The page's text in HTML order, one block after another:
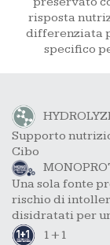
risposta
differenziata
specifico
Supporto
Cibo
Una sola fonte
rischio di
disidratati per
1+1